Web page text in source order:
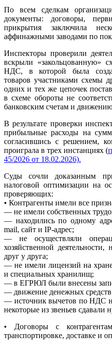
По всем сделкам
документы: договоры,
прикрытия заключила
аффинажными заводами по
Инспекторы проверили
вскрыли «закольцованную»
НДС, в которой была
товаров участниками схемы
одних и тех же цепочек
в схеме обороты не
банковским счетам и
В результате проверки
прибыльные расходы на
согласившись с решением,
проиграла в трех инстанциях (
45/2026 от 18.02.2026).
Суды сочли доказанным
налоговой оптимизации на
проверяющих:
• Контрагенты имели все
— не имели собственных
— находились по одному
mail, сайт и IP-адрес;
— не осуществляли
хозяйственной
друг у друга;
— не имели лицензий на
и специальных хранилищ;
— в ЕГРЮЛ были внесены
— движение денежных средств
— источник вычетов по НДС
некоторые из звеньев сдавали
• Договоры с
транспортировке, доставке и